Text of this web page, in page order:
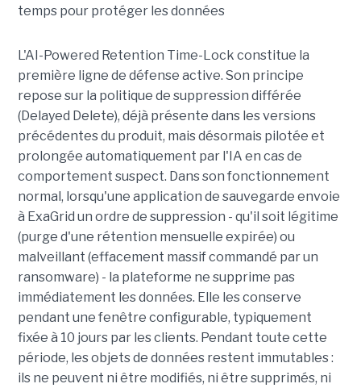
temps pour protéger les données
L'AI-Powered Retention Time-Lock constitue la
première ligne de défense active. Son principe
repose sur la politique de suppression différée
(Delayed Delete), déjà présente dans les versions
précédentes du produit, mais désormais pilotée et
prolongée automatiquement par l'IA en cas de
comportement suspect. Dans son fonctionnement
normal, lorsqu'une application de sauvegarde envoie
à ExaGrid un ordre de suppression - qu'il soit légitime
(purge d'une rétention mensuelle expirée) ou
malveillant (effacement massif commandé par un
ransomware) - la plateforme ne supprime pas
immédiatement les données. Elle les conserve
pendant une fenêtre configurable, typiquement
fixée à 10 jours par les clients. Pendant toute cette
période, les objets de données restent immutables :
ils ne peuvent ni être modifiés, ni être supprimés, ni